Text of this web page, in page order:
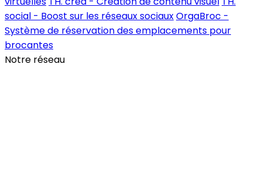
social - Boost sur les réseaux sociauxOrgaBroc -
Système de réservation des emplacements pour
brocantes
Notre réseau